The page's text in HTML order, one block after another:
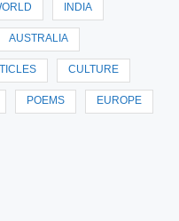
INDIA
AUSTRALIA
CULTURE
POEMS EUROPE